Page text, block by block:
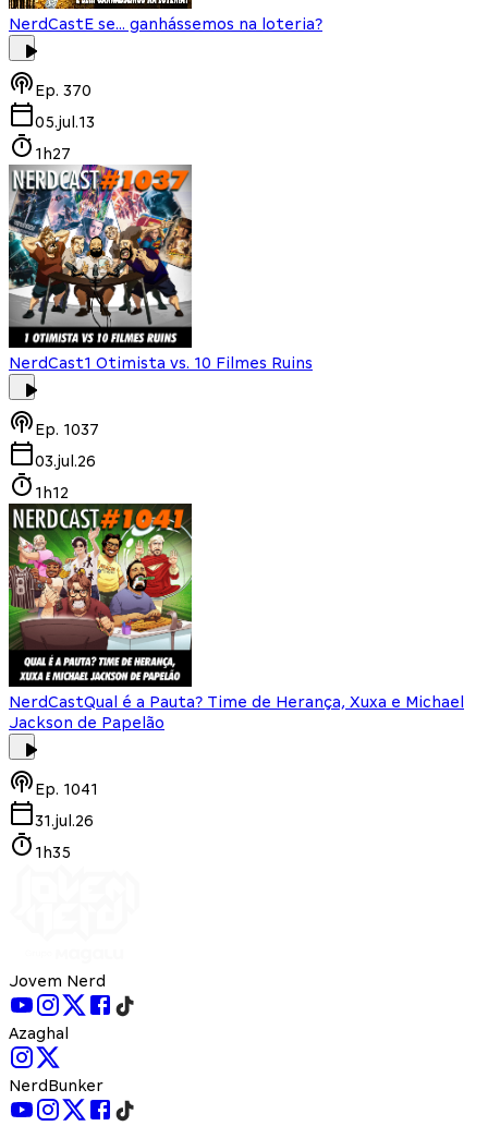
NerdCastE se... ganhássemos na loteria?
Ep. 370
05.jul.13
1h27
NerdCast1 Otimista vs. 10 Filmes Ruins
Ep. 1037
03.jul.26
1h12
NerdCastQual é a Pauta? Time de Herança, Xuxa e Michael
Jackson de Papelão
Ep. 1041
31.jul.26
1h35
Jovem Nerd
Azaghal
NerdBunker